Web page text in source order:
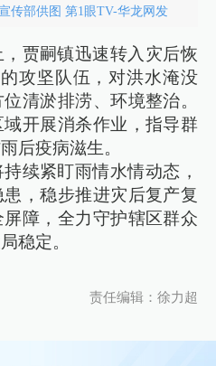
传部供图 第1眼TV-华龙网发
贾嗣镇迅速转入灾后恢
攻坚队伍，对洪水淹没
清淤排涝、环境整治。
开展消杀作业，指导群
后疫病滋生。
续紧盯雨情水情动态，
，稳步推进灾后复产复
障，全力守护辖区群众
稳定。
责任编辑：徐力超